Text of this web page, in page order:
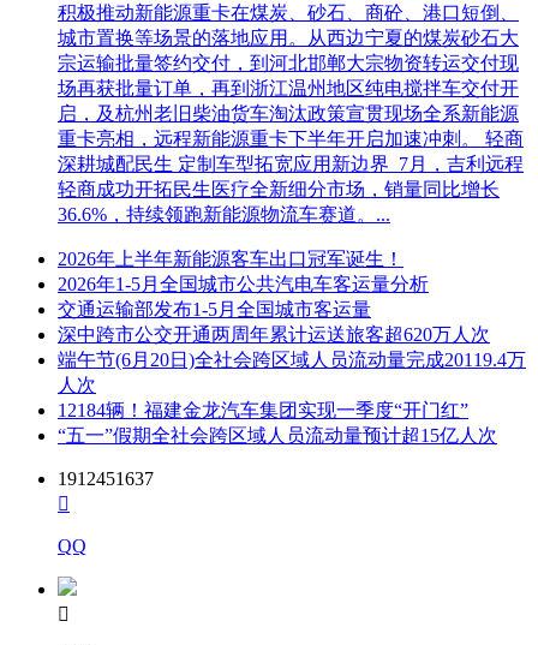
积极推动新能源重卡在煤炭、砂石、商砼、港口短倒、
城市置换等场景的落地应用。从西边宁夏的煤炭砂石大
宗运输批量签约交付，到河北邯郸大宗物资转运交付现
场再获批量订单，再到浙江温州地区纯电搅拌车交付开
启，及杭州老旧柴油货车淘汰政策宣贯现场全系新能源
重卡亮相，远程新能源重卡下半年开启加速冲刺。 轻商
深耕城配民生 定制车型拓宽应用新边界 7月，吉利远程
轻商成功开拓民生医疗全新细分市场，销量同比增长
36.6%，持续领跑新能源物流车赛道。...
2026年上半年新能源客车出口冠军诞生！
2026年1-5月全国城市公共汽电车客运量分析
交通运输部发布1-5月全国城市客运量
深中跨市公交开通两周年累计运送旅客超620万人次
端午节(6月20日)全社会跨区域人员流动量完成20119.4万
人次
12184辆！福建金龙汽车集团实现一季度“开门红”
“五一”假期全社会跨区域人员流动量预计超15亿人次
1912451637

QQ
